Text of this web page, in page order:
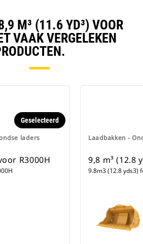
M³ (11.6 YD³) VOOR
VAAK VERGELEKEN
laders
Geselecteerd
R3000H
Laadbakken -
9,8 m³ (12.8
9.8m3 (12.8 yds3)